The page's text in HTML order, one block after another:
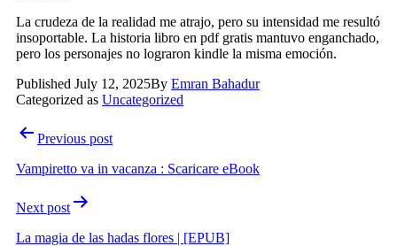
La crudeza de la realidad me atrajo, pero su intensidad me resultó
insoportable. La historia libro en pdf gratis mantuvo enganchado,
pero los personajes no lograron kindle la misma emoción.
Published July 12, 2025By Emran Bahadur
Categorized as Uncategorized
Post
navigation
Previous post
Vampiretto va in vacanza : Scaricare eBook
Next post
La magia de las hadas flores | [EPUB]